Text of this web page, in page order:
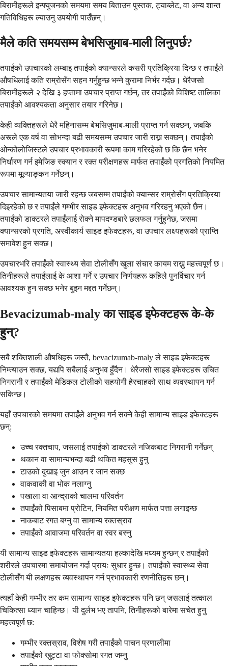
बिरामीहरूले इन्फ्युजनको समयमा समय बिताउन पुस्तक, ट्याब्लेट, वा अन्य शान्त
गतिविधिहरू ल्याउनु उपयोगी पाउँछन्।
मैले कति समयसम्म बेभसिजुमाब-माली लिनुपर्छ?
तपाईंको उपचारको लम्बाइ तपाईंको क्यान्सरले कसरी प्रतिक्रिया दिन्छ र तपाईंले
औषधिलाई कति राम्रोसँग सहन गर्नुहुन्छ भन्ने कुरामा निर्भर गर्दछ। धेरैजसो
बिरामीहरूले २ देखि ३ हप्तामा उपचार प्राप्त गर्छन्, तर तपाईंको विशिष्ट तालिका
तपाईंको आवश्यकता अनुसार तयार गरिनेछ।
केही व्यक्तिहरूले धेरै महिनासम्म बेभसिजुमाब-माली प्राप्त गर्न सक्छन्, जबकि
अरूले एक वर्ष वा सोभन्दा बढी समयसम्म उपचार जारी राख्न सक्छन्। तपाईंको
ओन्कोलोजिस्टले उपचार प्रभावकारी रूपमा काम गरिरहेको छ कि छैन भनेर
निर्धारण गर्न इमेजिङ स्क्यान र रक्त परीक्षणहरू मार्फत तपाईंको प्रगतिको नियमित
रूपमा मूल्याङ्कन गर्नेछन्।
उपचार सामान्यतया जारी रहन्छ जबसम्म तपाईंको क्यान्सर राम्रोसँग प्रतिक्रिया
दिइरहेको छ र तपाईंले गम्भीर साइड इफेक्टहरू अनुभव गरिरहनु भएको छैन।
तपाईंको डाक्टरले तपाईंलाई रोक्ने मापदण्डबारे छलफल गर्नुहुनेछ, जसमा
क्यान्सरको प्रगति, अस्वीकार्य साइड इफेक्टहरू, वा उपचार लक्ष्यहरूको प्राप्ति
समावेश हुन सक्छ।
उपचारभरि तपाईंको स्वास्थ्य सेवा टोलीसँग खुला संचार कायम राख्नु महत्त्वपूर्ण छ।
तिनीहरूले तपाईंलाई के आशा गर्ने र उपचार निर्णयहरू कहिले पुनर्विचार गर्न
आवश्यक हुन सक्छ भनेर बुझ्न मद्दत गर्नेछन्।
Bevacizumab-maly का साइड इफेक्टहरू के-के
हुन्?
सबै शक्तिशाली औषधिहरू जस्तै, bevacizumab-maly ले साइड इफेक्टहरू
निम्त्याउन सक्छ, यद्यपि सबैलाई अनुभव हुँदैन। धेरैजसो साइड इफेक्टहरू उचित
निगरानी र तपाईंको मेडिकल टोलीको सहयोगी हेरचाहको साथ व्यवस्थापन गर्न
सकिन्छ।
यहाँ उपचारको समयमा तपाईंले अनुभव गर्न सक्ने केही सामान्य साइड इफेक्टहरू
छन्:
उच्च रक्तचाप, जसलाई तपाईंको डाक्टरले नजिकबाट निगरानी गर्नेछन्
थकान वा सामान्यभन्दा बढी थकित महसुस हुनु
टाउको दुखाइ जुन आउन र जान सक्छ
वाकवाकी वा भोक नलाग्नु
पखाला वा आन्द्राको चालमा परिवर्तन
तपाईंको पिसाबमा प्रोटिन, नियमित परीक्षण मार्फत पत्ता लगाइन्छ
नाकबाट रगत बग्नु वा सामान्य रक्तस्राव
तपाईंको आवाजमा परिवर्तन वा स्वर बस्नु
यी सामान्य साइड इफेक्टहरू सामान्यतया हल्कादेखि मध्यम हुन्छन् र तपाईंको
शरीरले उपचारमा समायोजन गर्दा प्रायः सुधार हुन्छ। तपाईंको स्वास्थ्य सेवा
टोलीसँग यी लक्षणहरू व्यवस्थापन गर्न प्रभावकारी रणनीतिहरू छन्।
त्यहाँ केही गम्भीर तर कम सामान्य साइड इफेक्टहरू पनि छन् जसलाई तत्काल
चिकित्सा ध्यान चाहिन्छ। यी दुर्लभ भए तापनि, तिनीहरूको बारेमा सचेत हुनु
महत्त्वपूर्ण छ:
गम्भीर रक्तस्राव, विशेष गरी तपाईंको पाचन प्रणालीमा
तपाईंको खुट्टा वा फोक्सोमा रगत जम्नु